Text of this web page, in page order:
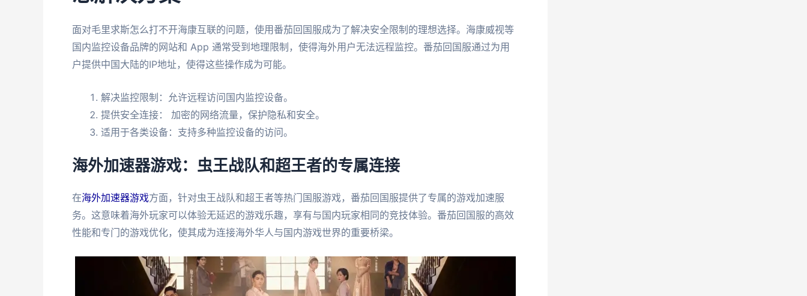
面对毛里求斯怎么打不开海康互联的问题，使用番茄回国服成为了解决安全限制的理想选择。海康威视等
国内监控设备品牌的网站和 App 通常受到地理限制，使得海外用户无法远程监控。番茄回国服通过为用
户提供中国大陆的IP地址，使得这些操作成为可能。
解决监控限制：允许远程访问国内监控设备。
提供安全连接： 加密的网络流量，保护隐私和安全。
适用于各类设备：支持多种监控设备的访问。
海外加速器游戏：虫王战队和超王者的专属连接
在海外加速器游戏方面，针对虫王战队和超王者等热门国服游戏，番茄回国服提供了专属的游戏加速服
务。这意味着海外玩家可以体验无延迟的游戏乐趣，享有与国内玩家相同的竞技体验。番茄回国服的高效
性能和专门的游戏优化，使其成为连接海外华人与国内游戏世界的重要桥梁。